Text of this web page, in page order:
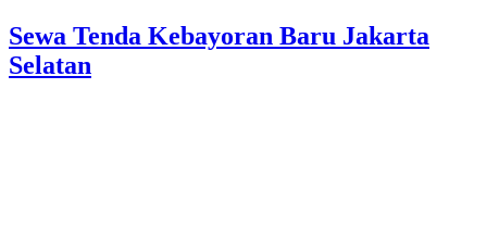
Sewa Tenda Kebayoran Baru Jakarta
Selatan